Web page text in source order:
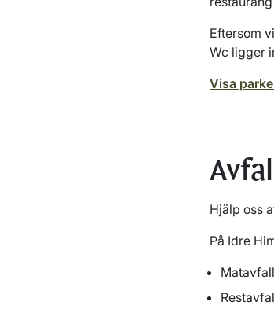
Eftersom
Wc ligger
Visa
Hjälp oss
På Idre
Matavfall